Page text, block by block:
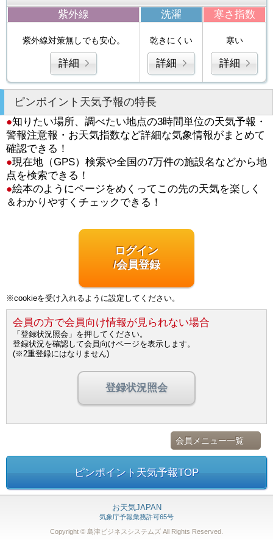
紫外線 洗濯 寒さ指数
紫外線対策無しでも安心。
詳細
乾きにくい
詳細
寒い
詳細
ピンポイント天気予報の特長
●知りたい場所、調べたい地点の3時間単位の天気予報・
警報注意報・お天気指数など詳細な気象情報がまとめて
確認できる！
●現在地（GPS）検索や全国の7万件の施設名などから地
点を検索できる！
●絵本のようにページをめくってこの先の天気を楽しく
＆わかりやすくチェックできる！
ログイン
/会員登録
※cookieを受け入れるように設定してください。
会員の方で会員向け情報が見られない場合
「登録状況照会」を押してください。
登録状況を確認して会員向けページを表示します。
(※2重登録にはなりません)
登録状況照会
会員メニュー一覧
ピンポイント天気予報TOP
お天気JAPAN
気象庁予報業務許可65号
Copyright © 島津ビジネスシステムズ All Rights Reserved.